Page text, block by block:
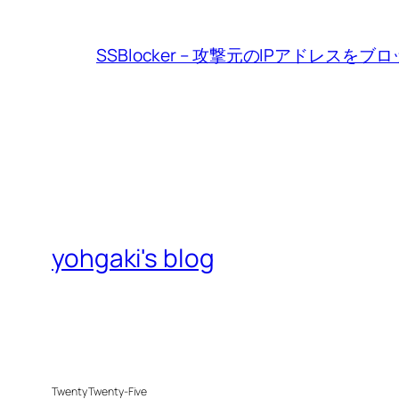
SSBlocker – 攻撃元のIPアドレスをブロ
yohgaki's blog
Twenty Twenty-Five